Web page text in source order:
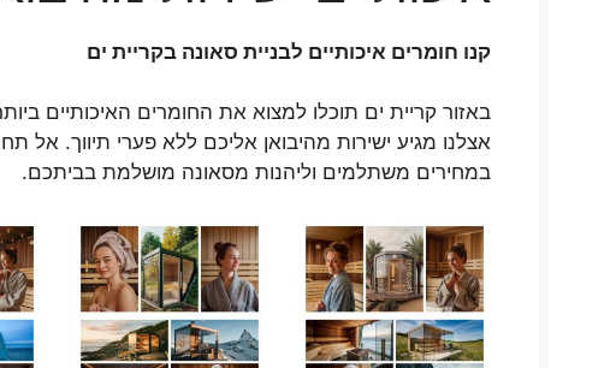
קנו חומרים איכותיים לבניית סאונה בקריית ים
באזור קריית ים תוכלו למצוא את החומרים האיכותיים
אצלנו מגיע ישירות מהיבואן אליכם ללא פערי תיווך. אל
במחירים משתלמים וליהנות מסאונה מושלמת בביתכם.